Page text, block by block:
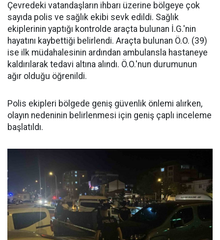
Çevredeki vatandaşların ihbarı üzerine bölgeye çok
sayıda polis ve sağlık ekibi sevk edildi. Sağlık
ekiplerinin yaptığı kontrolde araçta bulunan İ.G.'nin
hayatını kaybettiği belirlendi. Araçta bulunan Ö.O. (39)
ise ilk müdahalesinin ardından ambulansla hastaneye
kaldırılarak tedavi altına alındı. Ö.O.'nun durumunun
ağır olduğu öğrenildi.
Polis ekipleri bölgede geniş güvenlik önlemi alırken,
olayın nedeninin belirlenmesi için geniş çaplı inceleme
başlatıldı.